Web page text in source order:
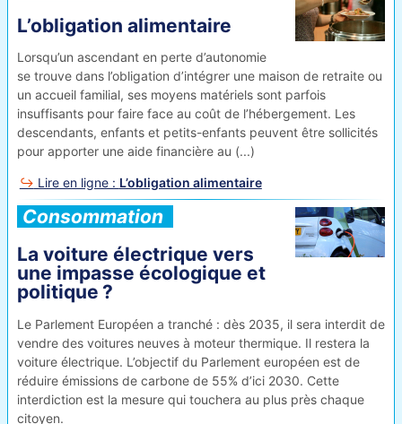
L’obligation alimentaire
Lorsqu’un ascendant en perte d’autonomie
se trouve dans l’obligation d’intégrer une maison de retraite ou
un accueil familial, ses moyens matériels sont parfois
insuffisants pour faire face au coût de l’hébergement. Les
descendants, enfants et petits-enfants peuvent être sollicités
pour apporter une aide financière au (...)
Lire en ligne : L’obligation alimentaire
Consommation
La voiture électrique vers
une impasse écologique et
politique ?
Le Parlement Européen a tranché : dès 2035, il sera interdit de
vendre des voitures neuves à moteur thermique. Il restera la
voiture électrique. L’objectif du Parlement européen est de
réduire émissions de carbone de 55% d’ici 2030. Cette
interdiction est la mesure qui touchera au plus près chaque
citoyen.